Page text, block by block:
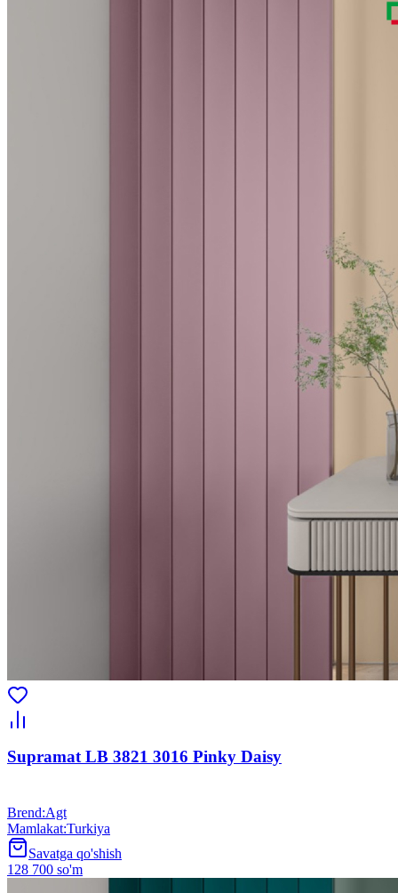
Supramat LB 3821 3016 Pinky Daisy
Brend:Agt
Mamlakat:Turkiya
Savatga qo'shish
128 700 so'm